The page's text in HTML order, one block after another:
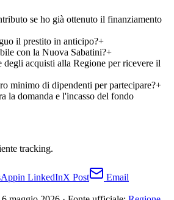
se ho già ottenuto il finanziamento
il prestito in anticipo?+
con la Nuova Sabatini?+
acquisti alla Regione per ricevere il
minimo di dipendenti per partecipare?+
la domanda e l'incasso del fondo
tracking.
in LinkedInX Post Email